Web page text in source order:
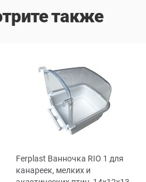
также
Ferplast Ванночка RIO 1 для
канареек, мелких и